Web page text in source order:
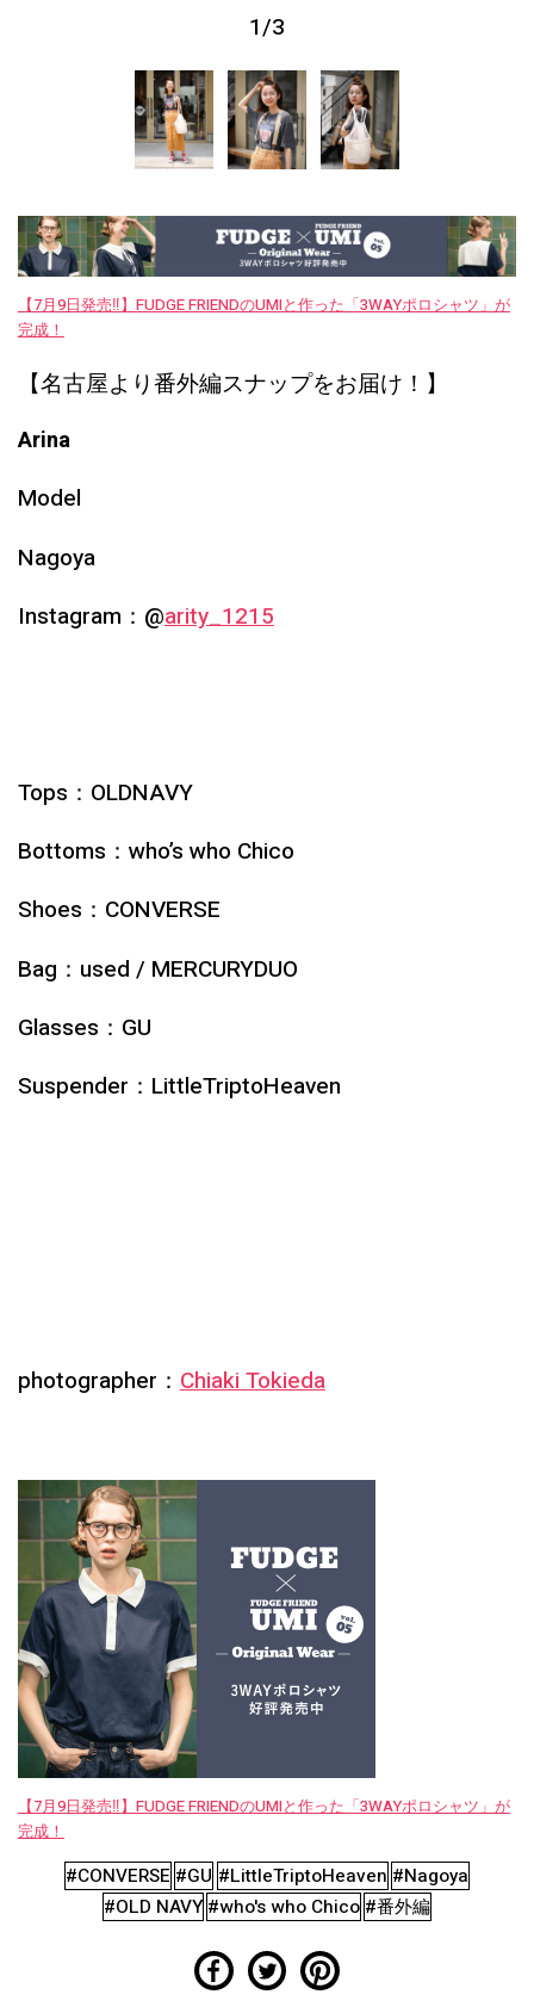
1/3
【7月9日発売‼︎】FUDGE FRIENDのUMIと作った「3WAYポロシャツ」が
完成！
【名古屋より番外編スナップをお届け！】
Arina
Model
Nagoya
Instagram：@arity_1215
Tops： OLDNAVY
Bottoms：who’s who Chico
Shoes： CONVERSE
Bag： used / MERCURYDUO
Glasses：GU
Suspender：LittleTriptoHeaven
photographer： Chiaki Tokieda
【7月9日発売‼︎】FUDGE FRIENDのUMIと作った「3WAYポロシャツ」が
完成！
#CONVERSE #GU #LittleTriptoHeaven #Nagoya
#OLD NAVY #who's who Chico #番外編